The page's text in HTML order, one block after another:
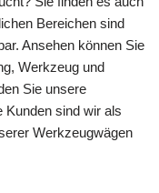
Bereichen sind
Ansehen können Sie
Werkzeug und
Sie unsere
Kunden sind wir als
Werkzeugwägen